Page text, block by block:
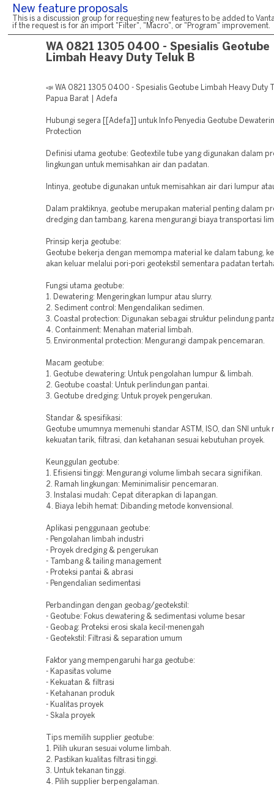
New feature proposals
This is a discussion group for requesting new features to be added to
if the request is for an import "Filter", "Macro", or "Program" improvement.
WA 0821 1305 0400 - Spesialis Geotube
Limbah Heavy Duty Teluk B
📣 WA 0821 1305 0400 - Spesialis Geotube Limbah Heavy Duty
Papua Barat | Adefa
Hubungi segera [[Adefa]] untuk Info Penyedia Geotube
Protection
Definisi utama geotube: Geotextile tube yang digunakan dalam
lingkungan untuk memisahkan air dan padatan.
Intinya, geotube digunakan untuk memisahkan air dari lumpur
Dalam praktiknya, geotube merupakan material penting dalam
dredging dan tambang, karena mengurangi biaya transportasi
Prinsip kerja geotube:
Geotube bekerja dengan memompa material ke dalam tabung,
akan keluar melalui pori-pori geotekstil sementara padatan
Fungsi utama geotube:
1. Dewatering: Mengeringkan lumpur atau slurry.
2. Sediment control: Mengendalikan sedimen.
3. Coastal protection: Digunakan sebagai struktur pelindung
4. Containment: Menahan material limbah.
5. Environmental protection: Mengurangi dampak pencemaran.
Macam geotube:
1. Geotube dewatering: Untuk pengolahan lumpur & limbah.
2. Geotube coastal: Untuk perlindungan pantai.
3. Geotube dredging: Untuk proyek pengerukan.
Standar & spesifikasi:
Geotube umumnya memenuhi standar ASTM, ISO, dan SNI untuk
kekuatan tarik, filtrasi, dan ketahanan sesuai kebutuhan proyek.
Keunggulan geotube:
1. Efisiensi tinggi: Mengurangi volume limbah secara signifikan.
2. Ramah lingkungan: Meminimalisir pencemaran.
3. Instalasi mudah: Cepat diterapkan di lapangan.
4. Biaya lebih hemat: Dibanding metode konvensional.
Aplikasi penggunaan geotube:
- Pengolahan limbah industri
- Proyek dredging & pengerukan
- Tambang & tailing management
- Proteksi pantai & abrasi
- Pengendalian sedimentasi
Perbandingan dengan geobag/geotekstil:
- Geotube: Fokus dewatering & sedimentasi volume besar
- Geobag: Proteksi erosi skala kecil-menengah
- Geotekstil: Filtrasi & separation umum
Faktor yang mempengaruhi harga geotube:
- Kapasitas volume
- Kekuatan & filtrasi
- Ketahanan produk
- Kualitas proyek
- Skala proyek
Tips memilih supplier geotube:
1. Pilih ukuran sesuai volume limbah.
2. Pastikan kualitas filtrasi tinggi.
3. Untuk tekanan tinggi.
4. Pilih supplier berpengalaman.